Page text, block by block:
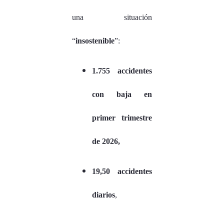
una situación
“insostenible”:
1.755 accidentes
con baja en
primer trimestre
de 2026,
19,50 accidentes
diarios,